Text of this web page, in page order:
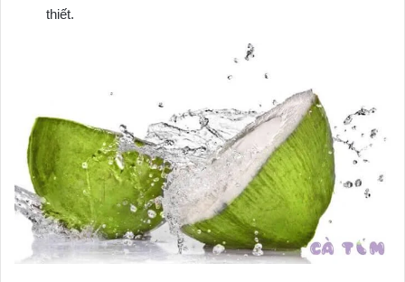
thiết.